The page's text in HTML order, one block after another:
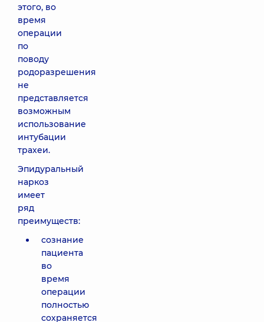
этого, во
время
операции
по
поводу
родоразрешения
не
представляется
возможным
использование
интубации
трахеи.
Эпидуральный
наркоз
имеет
ряд
преимуществ:
сознание
пациента
во
время
операции
полностью
сохраняется